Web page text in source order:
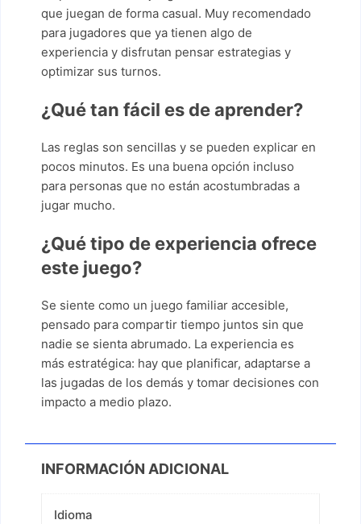
que juegan de forma casual. Muy recomendado
para jugadores que ya tienen algo de
experiencia y disfrutan pensar estrategias y
optimizar sus turnos.
¿Qué tan fácil es de aprender?
Las reglas son sencillas y se pueden explicar en
pocos minutos. Es una buena opción incluso
para personas que no están acostumbradas a
jugar mucho.
¿Qué tipo de experiencia ofrece
este juego?
Se siente como un juego familiar accesible,
pensado para compartir tiempo juntos sin que
nadie se sienta abrumado. La experiencia es
más estratégica: hay que planificar, adaptarse a
las jugadas de los demás y tomar decisiones con
impacto a medio plazo.
INFORMACIÓN ADICIONAL
Idioma